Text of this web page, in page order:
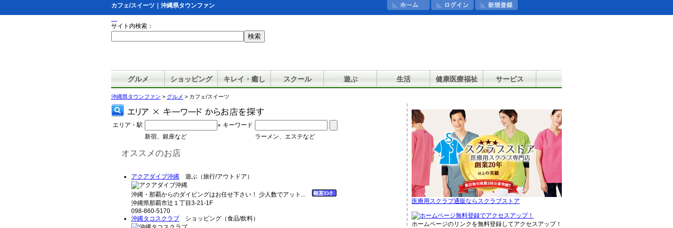
カフェ/スイーツ｜沖縄県タウンファン
サイト内検索：
グルメ ショッピング キレイ・癒し スクール 遊ぶ 生活 健康医療福祉 サービス
沖縄県タウンファン > グルメ > カフェ/スイーツ
エリア・駅 × キーワード
新宿、銀座など
ラーメン、エステなど
オススメのお店
アクアダイブ沖縄 遊ぶ（旅行/アウトドア）
沖縄・那覇からのダイビングはお任せ下さい！ 少人数でアット...
沖縄県那覇市辻１丁目3-21-1F
098-860-5170
沖縄タコスクラブ ショッピング（食品/飲料）
医療用スクラブ通販ならスクラブストア
ホームページのリンクを無料登録してアクセスアップ！